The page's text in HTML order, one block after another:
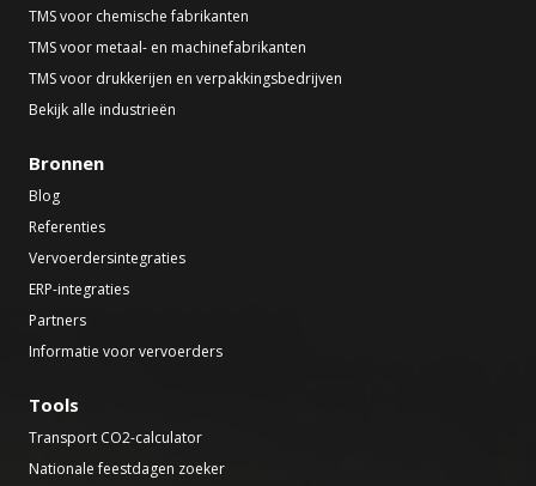
TMS voor chemische fabrikanten
TMS voor metaal- en machinefabrikanten
TMS voor drukkerijen en verpakkingsbedrijven
Bekijk alle industrieën
Bronnen
Blog
Referenties
Vervoerdersintegraties
ERP-integraties
Partners
Informatie voor vervoerders
Tools
Transport CO2-calculator
Nationale feestdagen zoeker